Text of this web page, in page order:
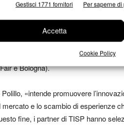
Gestisci 1771 fornitori Per saperne
Accetta
Cookie Policy
Europea. Tra queste quattro
Tra gli stranieri:
garantiscono una piena
settori, e alle tre fiere del libro più
e Bologna).
«intende promuovere
e lo scambio di esperienze
fine, i partner di TISP hanno